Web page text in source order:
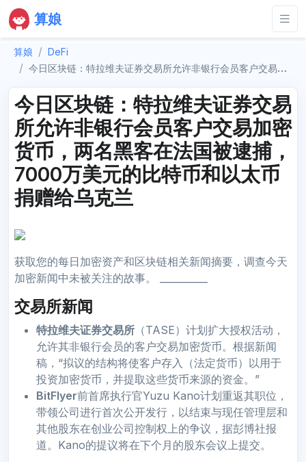
算娘
算娘
DeFi
今日区块链：特拉维夫证券交易所允许非银行会员客户交易加密货币，两名黑客在法国被逮捕，7000万美元的比特币和以太币捐赠给乌克兰
今日区块链：特拉维夫证券交易
所允许非银行会员客户交易加密
货币，两名黑客在法国被逮捕，
7000万美元的比特币和以太币
捐赠给乌克兰
获取您的每日加密资产和区块链相关新闻摘要，调查今天
加密新闻中未被关注的故事。 __________
交易所新闻
特拉维夫证券交易所 （TASE）计划扩大授权活动，
允许其非银行会员的客户交易加密货币。根据新闻
稿，“拟议的结构将使客户存入（法定货币）以用于
投资加密货币，并提取这些货币来源的资金。”
BitFlyer前首席执行官Yuzu Kano计划重返其职位，
带领公司进行首次公开发行，以结束与现任管理层和
其他股东在创业公司控制权上的争议，据彭博社报
道。Kano的提议将在下个月的股东会议上提交。